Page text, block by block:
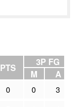
PTS
3P FG
M
A
0 0
3